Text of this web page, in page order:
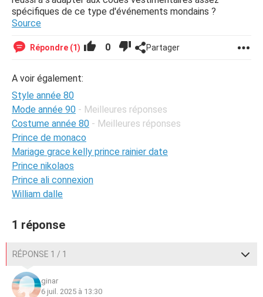
spécifiques de ce type d'événements mondains ?
Source
Répondre (1) 0 Partager
A voir également:
Style année 80
Mode année 90 - Meilleures réponses
Costume année 80 - Meilleures réponses
Prince de monaco
Mariage grace kelly prince rainier date
Prince nikolaos
Prince ali connexion
William dalle
1 réponse
RÉPONSE 1 / 1
ginar
6 juil. 2025 à 13:30